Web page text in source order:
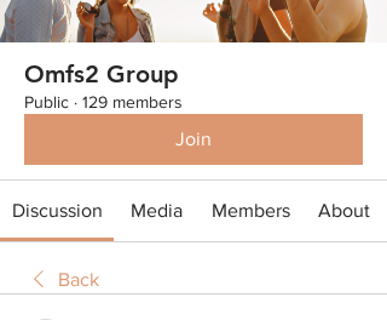
Omfs2 Group
Public · 129 members
Join
Discussion Media Members About
Back